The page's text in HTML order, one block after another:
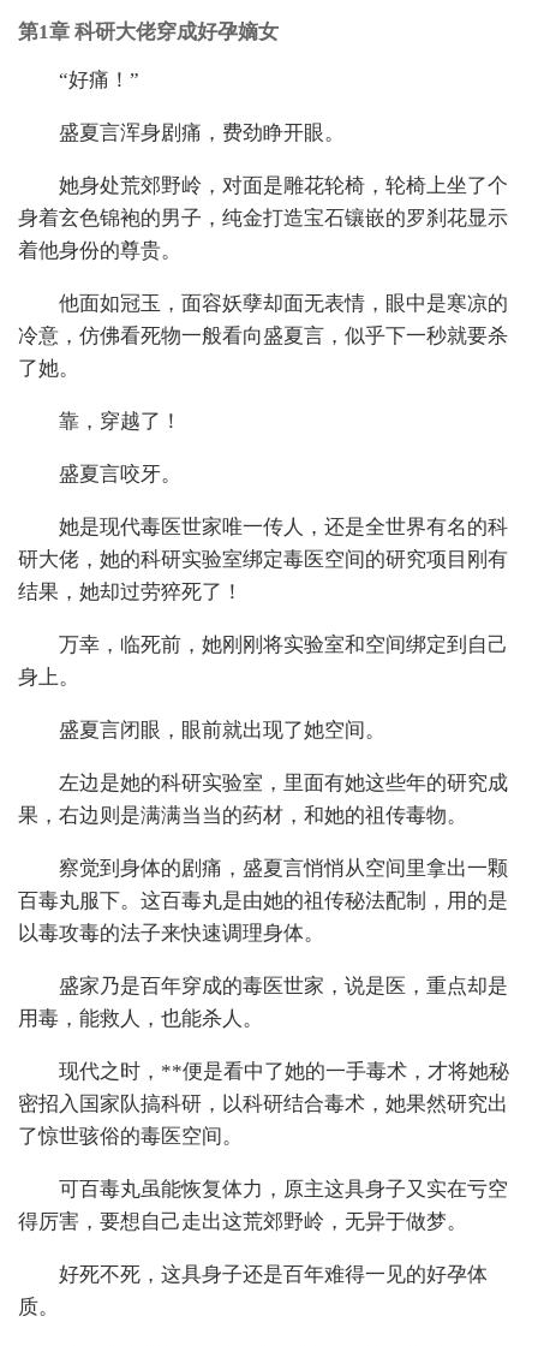
第1章 科研大佬穿成好孕嫡女
“好痛！”
盛夏言浑身剧痛，费劲睁开眼。
她身处荒郊野岭，对面是雕花轮椅，轮椅上坐了个
身着玄色锦袍的男子，纯金打造宝石镶嵌的罗刹花显示
着他身份的尊贵。
他面如冠玉，面容妖孽却面无表情，眼中是寒凉的
冷意，仿佛看死物一般看向盛夏言，似乎下一秒就要杀
了她。
靠，穿越了！
盛夏言咬牙。
她是现代毒医世家唯一传人，还是全世界有名的科
研大佬，她的科研实验室绑定毒医空间的研究项目刚有
结果，她却过劳猝死了！
万幸，临死前，她刚刚将实验室和空间绑定到自己
身上。
盛夏言闭眼，眼前就出现了她空间。
左边是她的科研实验室，里面有她这些年的研究成
果，右边则是满满当当的药材，和她的祖传毒物。
察觉到身体的剧痛，盛夏言悄悄从空间里拿出一颗
百毒丸服下。这百毒丸是由她的祖传秘法配制，用的是
以毒攻毒的法子来快速调理身体。
盛家乃是百年穿成的毒医世家，说是医，重点却是
用毒，能救人，也能杀人。
现代之时，**便是看中了她的一手毒术，才将她秘
密招入国家队搞科研，以科研结合毒术，她果然研究出
了惊世骇俗的毒医空间。
可百毒丸虽能恢复体力，原主这具身子又实在亏空
得厉害，要想自己走出这荒郊野岭，无异于做梦。
好死不死，这具身子还是百年难得一见的好孕体
质。